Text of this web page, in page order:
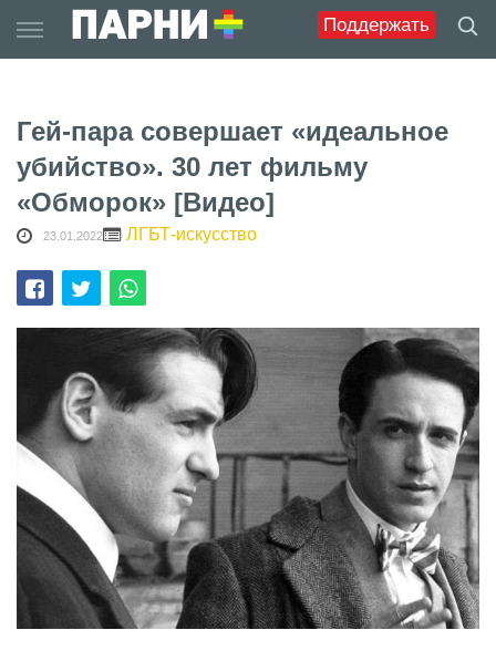
Поддержать
to
Гей-пара совершает «идеальное
убийство». 30 лет фильму
«Обморок» [Видео]
23.01.2022 ЛГБТ-искусство